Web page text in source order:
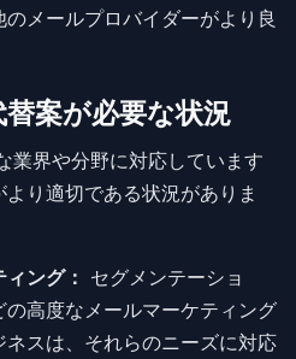
メールプロバイダーがより良
案が必要な状況
業界や分野に対応しています
り適切である状況がありま
ング： セグメンテーショ
の高度なメールマーケティング
スは、それらのニーズに対応